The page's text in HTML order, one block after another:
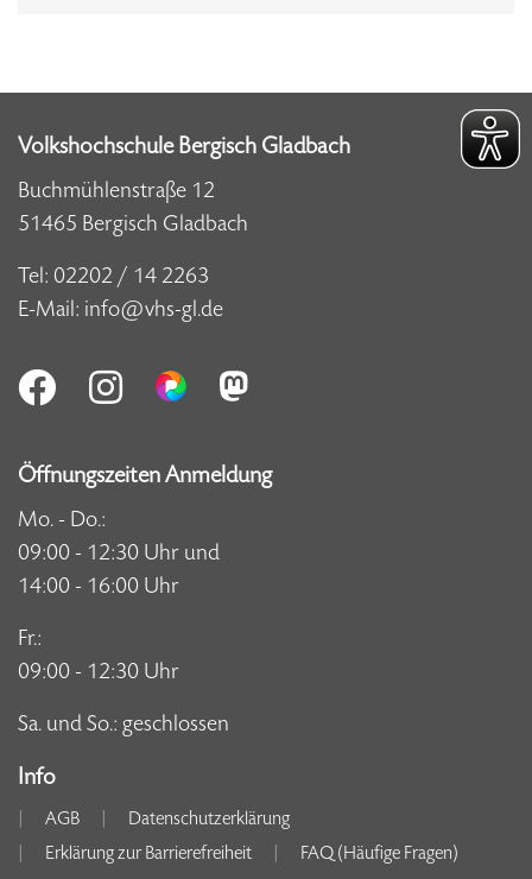
Volkshochschule Bergisch Gladbach
Buchmühlenstraße 12
51465 Bergisch Gladbach
Tel: 02202 / 14 2263
E-Mail: info@vhs-gl.de
Öffnungszeiten Anmeldung
Mo. - Do.:
09:00 - 12:30 Uhr und
14:00 - 16:00 Uhr
Fr.:
09:00 - 12:30 Uhr
Sa. und So.: geschlossen
Info
AGB
Datenschutzerklärung
Erklärung zur Barrierefreiheit
FAQ (Häufige Fragen)